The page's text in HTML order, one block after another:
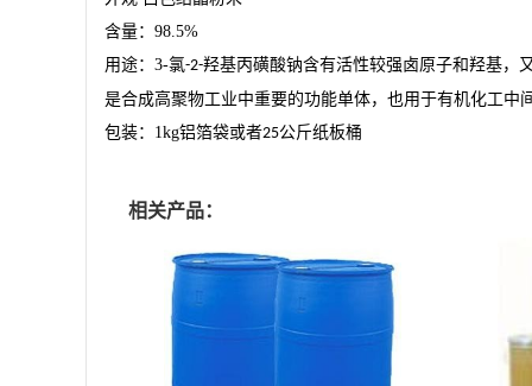
含量： 98.5%
用途： 3-氯-2-羟基丙磺酸钠含有活性较强卤原子和羟基，
是合成高聚物工业中重要的功能单体，也用于有机化工中
包装： 1kg铝箔袋或者25公斤纸板桶
相关产品：